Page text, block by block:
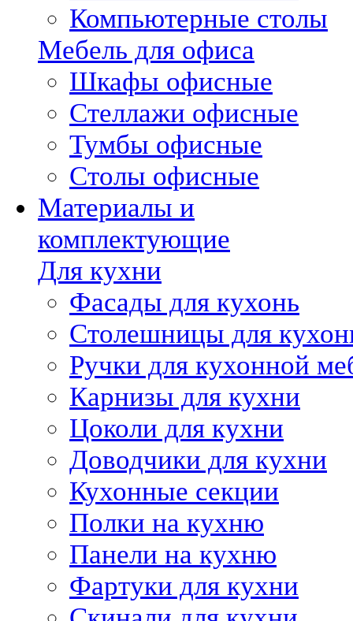
Компьютерные столы
Мебель для офиса
Шкафы офисные
Стеллажи офисные
Тумбы офисные
Столы офисные
Материалы и
комплектующие
Для кухни
Фасады для кухонь
Столешницы для
Ручки для кухонной
Карнизы для кухни
Цоколи для кухни
Доводчики для кухни
Кухонные секции
Полки на кухню
Панели на кухню
Фартуки для кухни